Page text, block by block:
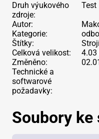
Druh výukového
zdroje:
Test
Autor:
Kategorie:
Štítky:
Celková velikost:
4.03
Změněno:
Technické a
softwarové
požadavky:
Soubory ke